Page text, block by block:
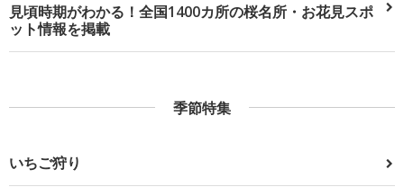
見頃時期がわかる！全国1400カ所の桜名所・お花見スポ
ット情報を掲載
季節特集
いちご狩り